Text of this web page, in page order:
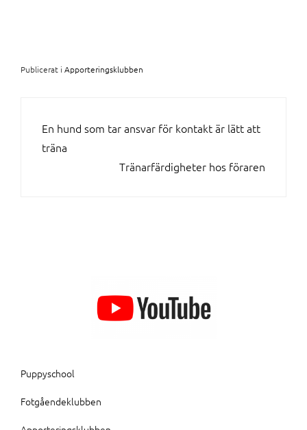
Publicerat i Apporteringsklubben
INLÄGGSNAVIGERING
En hund som tar ansvar för kontakt är lätt att
träna
Tränarfärdigheter hos föraren
Puppyschool
Fotgåendeklubben